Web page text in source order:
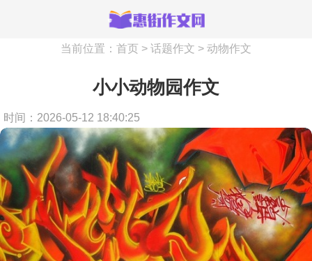
当前位置： 首页 > 话题作文 > 动物作文
小小动物园作文
时间：2026-05-12 18:40:25